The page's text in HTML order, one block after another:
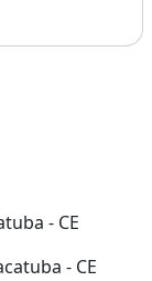
- CE
- CE